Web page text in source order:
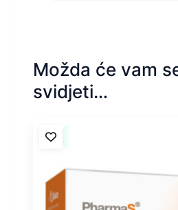
Možda će vam
svidjeti…